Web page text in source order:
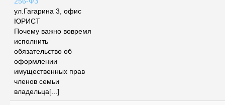
ул.Гагарина 3, офис
ЮРИСТ
Почему важно вовремя
исполнить
обязательство об
оформлении
имущественных прав
членов семьи
владельца[...]